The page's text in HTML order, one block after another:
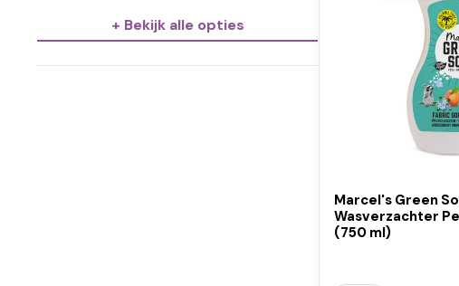
+ Bekijk alle opties
Marcel's Green
Wasverzachter
(750 ml)